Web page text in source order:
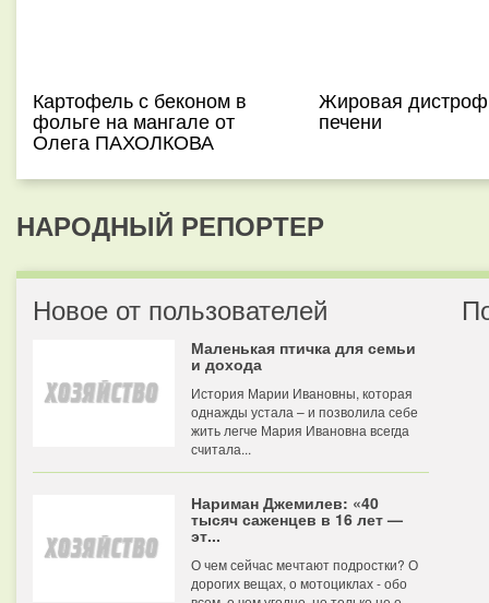
Картофель с беконом в
фольге на мангале от
Олега ПАХОЛКОВА
Жировая
печени
НАРОДНЫЙ РЕПОРТЕР
Новое от пользователей
Маленькая птичка для семьи
и дохода
История Марии Ивановны, которая
однажды устала – и позволила себе
жить легче Мария Ивановна всегда
считала...
Нариман Джемилев: «40
тысяч саженцев в 16 лет —
эт...
О чем сейчас мечтают подростки? О
дорогих вещах, о мотоциклах - обо